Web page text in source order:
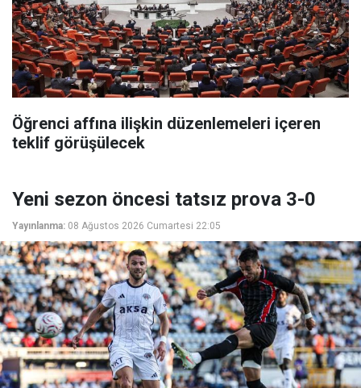
Öğrenci affına ilişkin düzenlemeleri içeren
teklif görüşülecek
Yeni sezon öncesi tatsız prova 3-0
Yayınlanma: 08 Ağustos 2026 Cumartesi 22:05